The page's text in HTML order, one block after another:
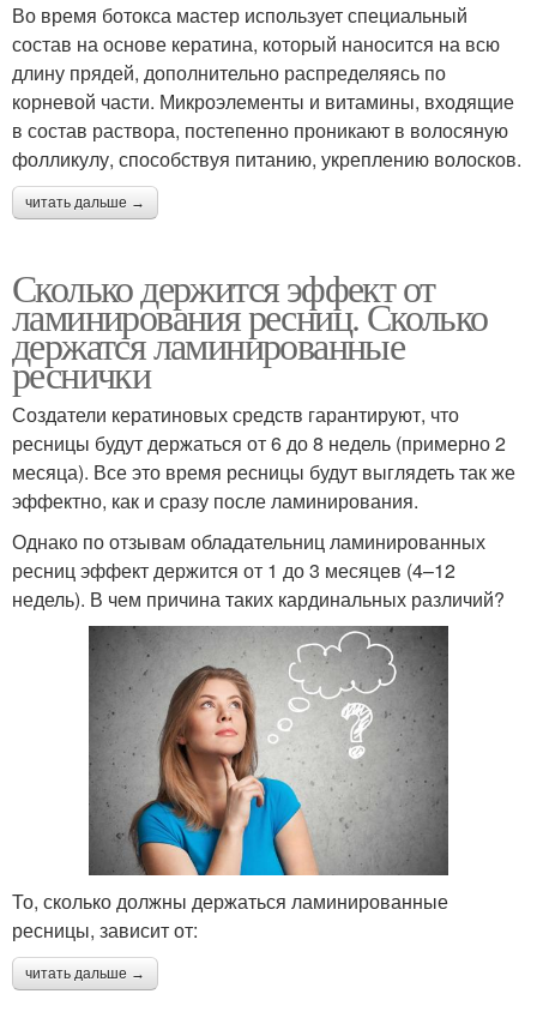
Во время ботокса мастер использует специальный
состав на основе кератина, который наносится на всю
длину прядей, дополнительно распределяясь по
корневой части. Микроэлементы и витамины, входящие
в состав раствора, постепенно проникают в волосяную
фолликулу, способствуя питанию, укреплению волосков.
читать дальше →
Сколько держится эффект от
ламинирования ресниц. Сколько
держатся ламинированные
реснички
Создатели кератиновых средств гарантируют, что
ресницы будут держаться от 6 до 8 недель (примерно 2
месяца). Все это время ресницы будут выглядеть так же
эффектно, как и сразу после ламинирования.
Однако по отзывам обладательниц ламинированных
ресниц эффект держится от 1 до 3 месяцев (4–12
недель). В чем причина таких кардинальных различий?
То, сколько должны держаться ламинированные
ресницы, зависит от:
читать дальше →